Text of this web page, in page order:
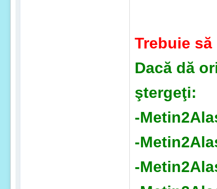
Trebuie
Dacă dă
ştergeţi:
-
-
-